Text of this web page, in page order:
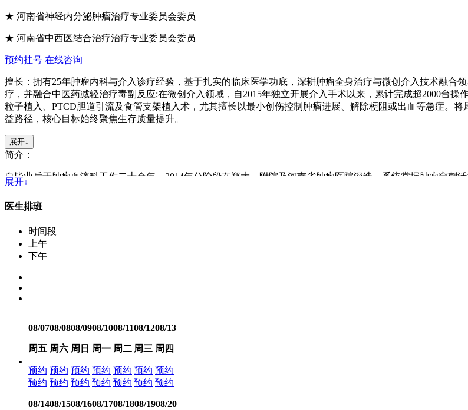
★ 河南省神经内分泌肿瘤治疗专业委员会委员
★ 河南省中西医结合治疗治疗专业委员会委员
预约挂号 在线咨询
擅长：拥有25年肿瘤内科与介入诊疗经验，基于扎实的临床医学功底，深耕肿瘤全身治疗与微创介入技术融合
疗，并融合中医药减轻治疗毒副反应;在微创介入领域，自2015年独立开展介入手术以来，累计完成超2000台
粒子植入、PTCD胆道引流及食管支架植入术，尤其擅长以最小创伤控制肿瘤进展、解除梗阻或出血等急症。
益路径，核心目标始终聚焦生存质量提升。
展开↓
简介：
自毕业后于肿瘤血液科工作二十余年，2014年分阶段在郑大一附院及河南省肿瘤医院深造，系统掌握肿瘤穿刺
初步构建内科与微创介入整合治疗模式;当前依托珂信专科平台深化复杂病例实践，持续优化晚期肿瘤急症微创
最小化创伤实现肿瘤控制与生活质量平衡，尤其关注肝胆/消化道肿瘤患者的长期生存获益。
展开↓
医生排班
时间段
上午
下午
08/07
周五
08/08
周六
08/09
周日
08/10
周一
08/11
周二
08/12
周三
08/13
周四
预约 预约 预约 预约 预约 预约 预约
预约 预约 预约 预约 预约 预约 预约
08/1408/1508/1608/1708/1808/1908/20